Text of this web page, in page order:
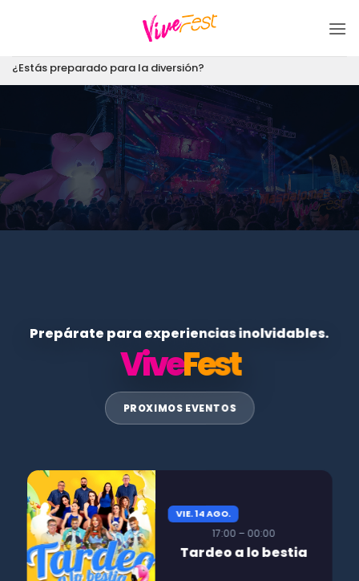
¿Estás preparado para la diversión?
Prepárate para experiencias inolvidables.
ViveFest
PROXIMOS EVENTOS
VIE. 14 AGO.
17:00 – 00:00
Tardeo a lo bestia